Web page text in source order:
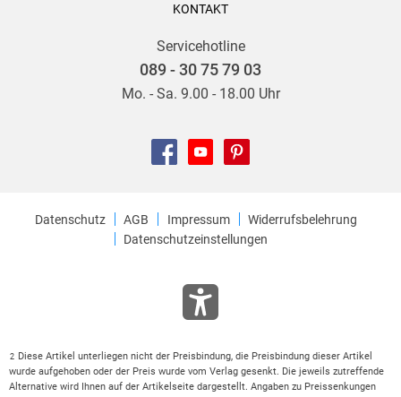
KONTAKT
Servicehotline
089 - 30 75 79 03
Mo. - Sa. 9.00 - 18.00 Uhr
Datenschutz AGB Impressum
Widerrufsbelehrung
Datenschutzeinstellungen
2 Diese Artikel unterliegen nicht der Preisbindung, die Preisbindung dieser Artikel
wurde aufgehoben oder der Preis wurde vom Verlag gesenkt. Die jeweils zutreffende
Alternative wird Ihnen auf der Artikelseite dargestellt. Angaben zu Preissenkungen